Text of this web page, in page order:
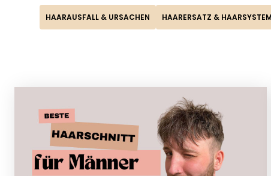
HAARAUSFALL & URSACHEN HAARERSATZ &